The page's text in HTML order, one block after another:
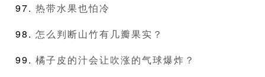
热带水果也怕冷
怎么判断山竹有几瓣果实？
橘子皮的汁会让吹涨的气球爆炸？